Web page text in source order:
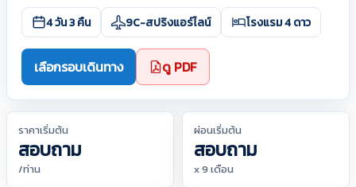
4 วัน 3 คืน 9C-สปริงแอร์ไลน์ โรงแรม 4 ดาว
เลือกรอบเดินทาง ดู PDF
ราคาเริ่มต้น
สอบถาม
/ท่าน
ผ่อนเริ่มต้น
สอบถาม
x 9 เดือน